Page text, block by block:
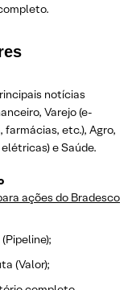
notícias
Varejo(e-
farmácias, etc.), Agro,
e Saúde.
ações do Bradesco
(Valor);